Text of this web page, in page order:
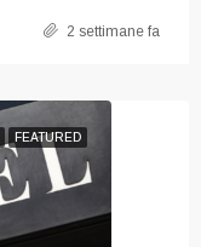
2 settimane fa
FEATURED